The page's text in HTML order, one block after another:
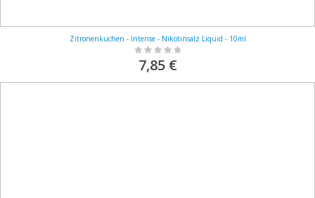
Zitronenkuchen - Intense - Nikotinsalz Liquid - 10ml
Rating:
7,85 €